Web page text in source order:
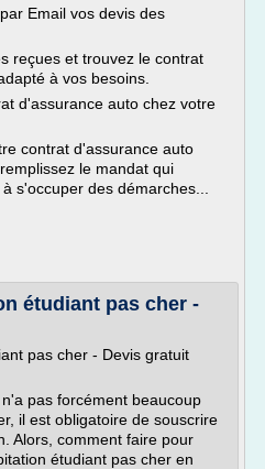
Email vos devis des
reçues et trouvez le contrat
à vos besoins.
d'assurance auto chez votre
contrat d'assurance auto
le mandat qui
s'occuper des démarches...
étudiant pas cher -
pas cher - Devis gratuit
pas forcément beaucoup
il est obligatoire de souscrire
Alors, comment faire pour
étudiant pas cher en